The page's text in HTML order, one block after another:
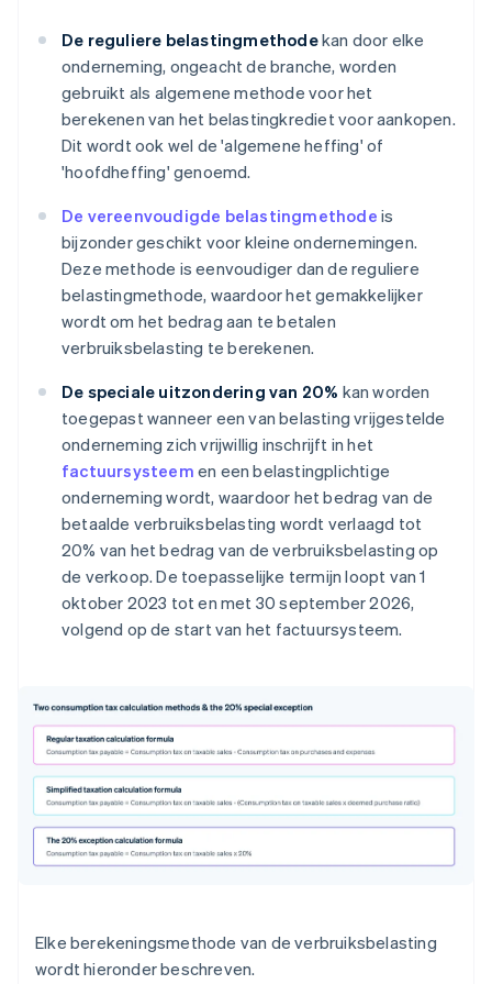
De reguliere belastingmethodekan door elke
onderneming, ongeacht de branche, worden
gebruikt als algemene methode voor het
berekenen van het belastingkrediet voor aankopen.
Dit wordt ook wel de 'algemene heffing' of
'hoofdheffing' genoemd.
De vereenvoudigde belastingmethode is
bijzonder geschikt voor kleine ondernemingen.
Deze methode is eenvoudiger dan de reguliere
belastingmethode, waardoor het gemakkelijker
wordt om het bedrag aan te betalen
verbruiksbelasting te berekenen.
De speciale uitzondering van 20% kan worden
toegepast wanneer een van belasting vrijgestelde
onderneming zich vrijwillig inschrijft in het
factuursysteem en een belastingplichtige
onderneming wordt, waardoor het bedrag van de
betaalde verbruiksbelasting wordt verlaagd tot
20% van het bedrag van de verbruiksbelasting op
de verkoop. De toepasselijke termijn loopt van 1
oktober 2023 tot en met 30 september 2026,
volgend op de start van het factuursysteem.
Elke berekeningsmethode van de verbruiksbelasting
wordt hieronder beschreven.